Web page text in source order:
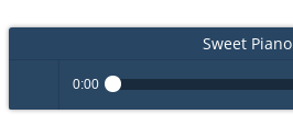
Sweet Piano
0:00